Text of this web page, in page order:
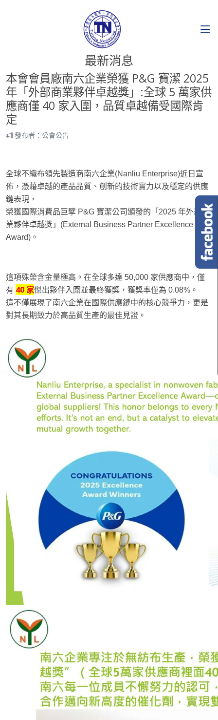
最新消息
本會會員廠南六企業榮獲 P&G 寶潔 2025
年「外部商業夥伴卓越獎」:全球 5 萬家供
應商僅 40 家入圍，品質卓越備受國際肯
定
發布者：公會公告
全球不織布領先製造商南六企業(Nanliu Enterprise)近日宣
佈，憑藉卓越的產品品質、創新的技術實力以及穩定的供應
鏈表現，
榮獲國際消費品巨擘 P&G 寶潔公司頒發的「2025 年外部商
業夥伴卓越獎」(External Business Partner Excellence
Award)。
這項殊榮含金量極高。在全球多達 50,000 家供應商中，僅
有 40 家傑出夥伴入圍並最終獲獎，獲獎率僅為 0.08%。
這不僅展現了南六企業在國際供應鏈中的核心競爭力，更是
對其長期致力於高品質生產的最佳見證。